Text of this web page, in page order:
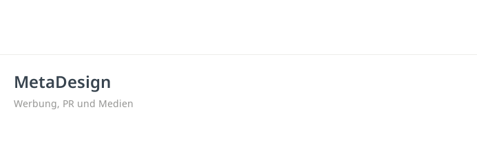
MetaDesign
Werbung, PR und Medien